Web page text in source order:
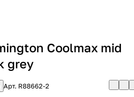
Coolmax mid
grey
Арт. R88662-2